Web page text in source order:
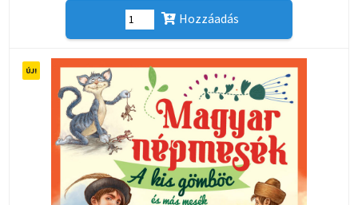
Hozzáadás